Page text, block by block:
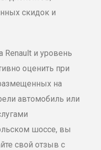
скидок и
Renault и уровень
оценить при
на
автомобиль или
шоссе, вы
свой отзыв с